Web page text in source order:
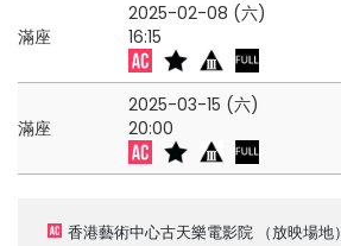
滿座
2025-02-08 (六)
16:15
滿座
2025-03-15 (六)
20:00
香港藝術中心古天樂電影院 （放映場地）